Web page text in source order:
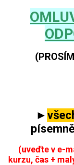
►
(uveďte v e-
kurzu, čas +